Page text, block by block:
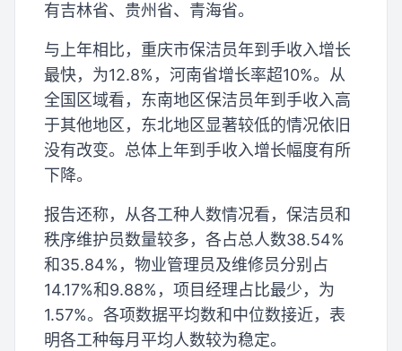
有吉林省、贵州省、青海省。
与上年相比，重庆市保洁员年到手收入增长
最快，为12.8%，河南省增长率超10%。从
全国区域看，东南地区保洁员年到手收入高
于其他地区，东北地区显著较低的情况依旧
没有改变。总体上年到手收入增长幅度有所
下降。
报告还称，从各工种人数情况看，保洁员和
秩序维护员数量较多，各占总人数38.54%
和35.84%，物业管理员及维修员分别占
14.17%和9.88%，项目经理占比最少，为
1.57%。各项数据平均数和中位数接近，表
明各工种每月平均人数较为稳定。